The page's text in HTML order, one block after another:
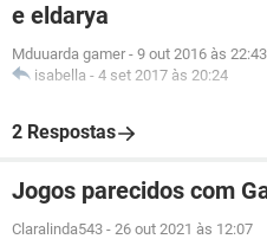
e eldarya
Mduuarda gamer - 9 out 2016 às 22:43
isabella - 4 set 2017 às 20:24
2 Respostas
Jogos parecidos com
Claralinda543 - 26 out 2021 às 12:07